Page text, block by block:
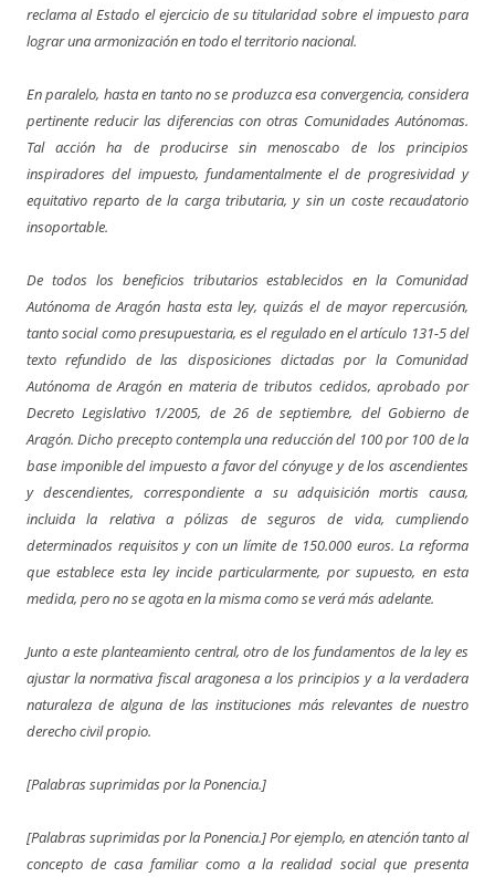
reclama al Estado el ejercicio de su titularidad sobre el impuesto para
lograr una armonización en todo el territorio nacional.
En paralelo, hasta en tanto no se produzca esa convergencia, considera
pertinente reducir las diferencias con otras Comunidades Autónomas.
Tal acción ha de producirse sin menoscabo de los principios
inspiradores del impuesto, fundamentalmente el de progresividad y
equitativo reparto de la carga tributaria, y sin un coste recaudatorio
insoportable.
De todos los beneficios tributarios establecidos en la Comunidad
Autónoma de Aragón hasta esta ley, quizás el de mayor repercusión,
tanto social como presupuestaria, es el regulado en el artículo 131-5 del
texto refundido de las disposiciones dictadas por la Comunidad
Autónoma de Aragón en materia de tributos cedidos, aprobado por
Decreto Legislativo 1/2005, de 26 de septiembre, del Gobierno de
Aragón. Dicho precepto contempla una reducción del 100 por 100 de la
base imponible del impuesto a favor del cónyuge y de los ascendientes
y descendientes, correspondiente a su adquisición mortis causa,
incluida la relativa a pólizas de seguros de vida, cumpliendo
determinados requisitos y con un límite de 150.000 euros. La reforma
que establece esta ley incide particularmente, por supuesto, en esta
medida, pero no se agota en la misma como se verá más adelante.
Junto a este planteamiento central, otro de los fundamentos de la ley es
ajustar la normativa fiscal aragonesa a los principios y a la verdadera
naturaleza de alguna de las instituciones más relevantes de nuestro
derecho civil propio.
[Palabras suprimidas por la Ponencia.]
[Palabras suprimidas por la Ponencia.] Por ejemplo, en atención tanto al
concepto de casa familiar como a la realidad social que presenta